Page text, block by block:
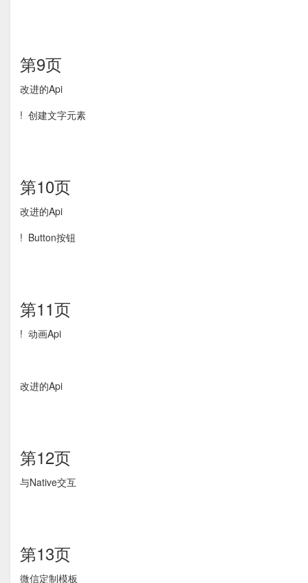
第9页
改进的Api
! 创建文字元素
第10页
改进的Api
! Button按钮
第11页
! 动画Api
改进的Api
第12页
与Native交互
第13页
微信定制模板